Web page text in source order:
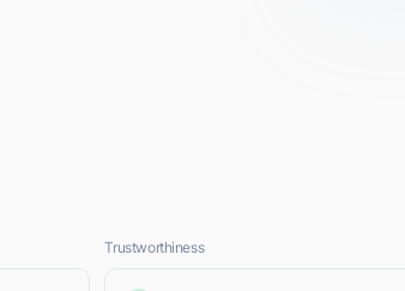
Trustworthiness